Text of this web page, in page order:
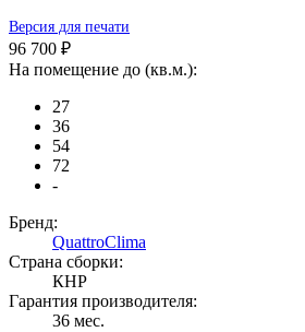
Версия для печати
96 700 ₽
На помещение до (кв.м.):
27
36
54
72
-
Бренд:
QuattroClima
Страна сборки:
КНР
Гарантия производителя:
36 мес.